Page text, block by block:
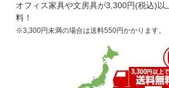
オフィス家具や文房具が3,300円(税込)以
料！
※3,300円未満の場合は送料550円かかります。